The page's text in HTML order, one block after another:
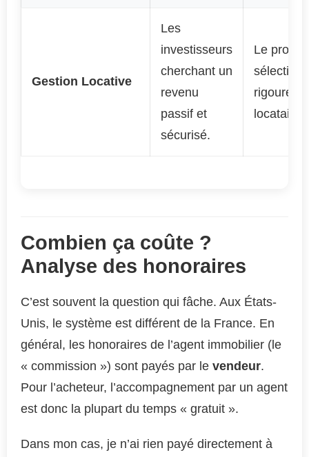
Gestion Locative
Les
investisseurs
cherchant un
revenu
passif et
sécurisé.
Le
sélection
rigoureux
Combien ça coûte ?
Analyse des honoraires
C’est souvent la question qui fâche. Aux États-
Unis, le système est différent de la France. En
général, les honoraires de l’agent immobilier (le
« commission ») sont payés par le vendeur.
Pour l’acheteur, l’accompagnement par un agent
est donc la plupart du temps « gratuit ».
Dans mon cas, je n’ai rien payé directement à